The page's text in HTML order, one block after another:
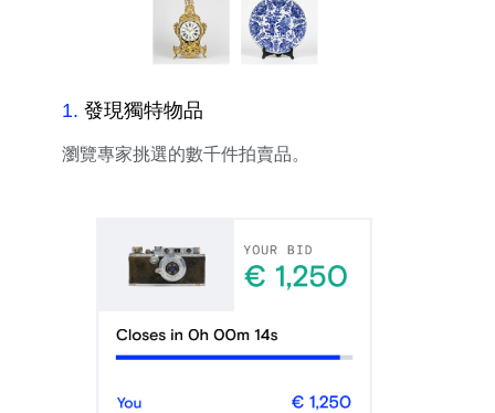
1. 發現獨特物品
瀏覽專家挑選的數千件拍賣品。